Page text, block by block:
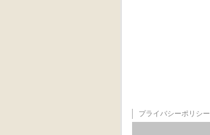
プライバシーポリシー